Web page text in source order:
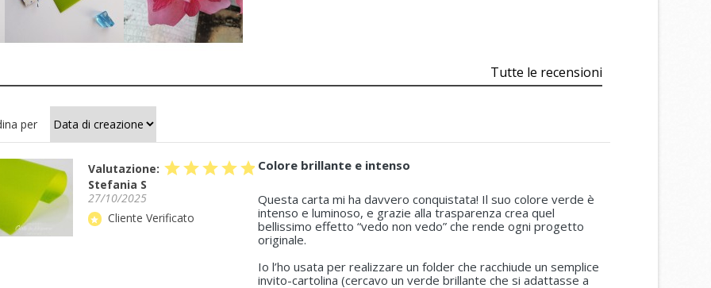
Tutte le recensioni
per
Valutazione: starstarstarstarstar
Stefania S
27/10/2025
star Cliente Verificato
Colore brillante e intenso
Questa carta mi ha davvero conquistata! Il suo colore verde è
intenso e luminoso, e grazie alla trasparenza crea quel
bellissimo effetto “vedo non vedo” che rende ogni progetto
originale.
Io l’ho usata per realizzare un folder che racchiude un semplice
invito-cartolina (cercavo un verde brillante che si adattasse a